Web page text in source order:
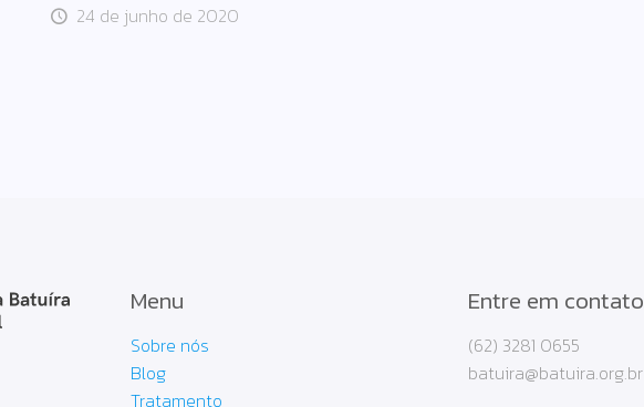
24 de junho de 2020
Menu
Sobre nós
Blog
Tratamento
Entre em contato
(62) 3281 0655
batuira@batuira.org.br